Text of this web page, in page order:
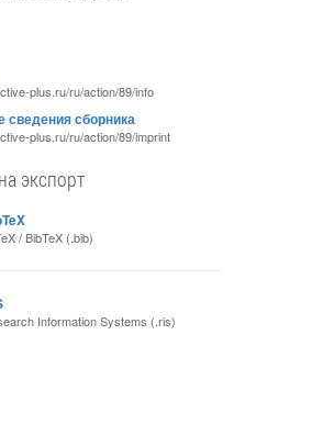
plus.ru/ru/action/89/info
сборника
plus.ru/ru/action/89/imprint
экспорт
/ BibTeX (.bib)
Information Systems (.ris)